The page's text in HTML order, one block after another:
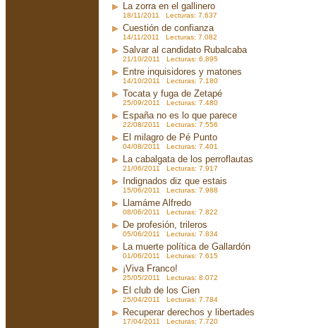
La zorra en el gallinero
18/11/2011 Lecturas: 7.637
Cuestión de confianza
14/11/2011 Lecturas: 7.082
Salvar al candidato Rubalcaba
21/10/2011 Lecturas: 6.895
Entre inquisidores y matones
14/10/2011 Lecturas: 7.180
Tocata y fuga de Zetapé
25/09/2011 Lecturas: 7.480
España no es lo que parece
22/08/2011 Lecturas: 7.556
El milagro de Pé Punto
04/08/2011 Lecturas: 7.401
La cabalgata de los perroflautas
21/06/2011 Lecturas: 7.917
Indignados diz que estais
15/06/2011 Lecturas: 7.988
Llamáme Alfredo
08/06/2011 Lecturas: 7.822
De profesión, trileros
05/06/2011 Lecturas: 7.834
La muerte política de Gallardón
01/06/2011 Lecturas: 7.615
¡Viva Franco!
25/05/2011 Lecturas: 8.072
El club de los Cien
25/04/2011 Lecturas: 7.784
Recuperar derechos y libertades
17/04/2011 Lecturas: 7.720